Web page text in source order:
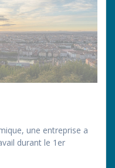
une entreprise a
durant le 1er